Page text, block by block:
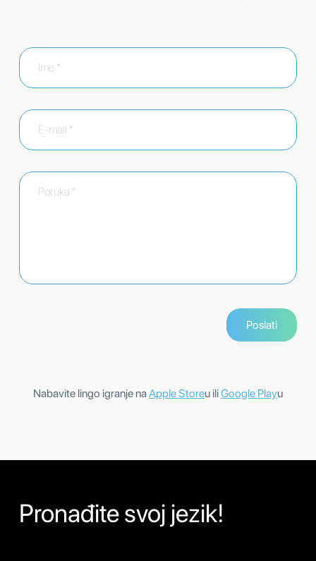
Nabavite lingo igranje naApple Storeu iliGoogle Playu
Pronađite svoj jezik!